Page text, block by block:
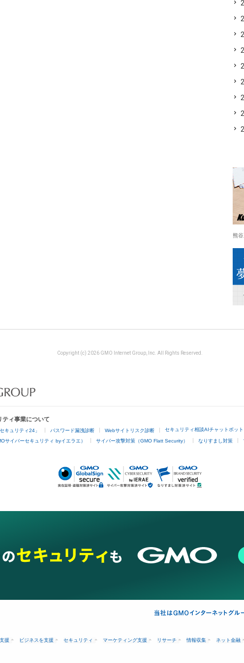
熊
Copyright (c) 2026 GMO Internet Group, Inc. All Rights Reserved.
ティ事業について
キュリティ24」 パスワード漏洩診断 Webサイトリスク診断 セキュリティ相談AIチャットボット
サイバーセキュリティ byイエラエ） サイバー攻撃対策（GMO Flatt Security） なりすまし対策
援 ビジネスを支援 セキュリティ マーケティング支援 リサーチ 情報収集 ネット金融